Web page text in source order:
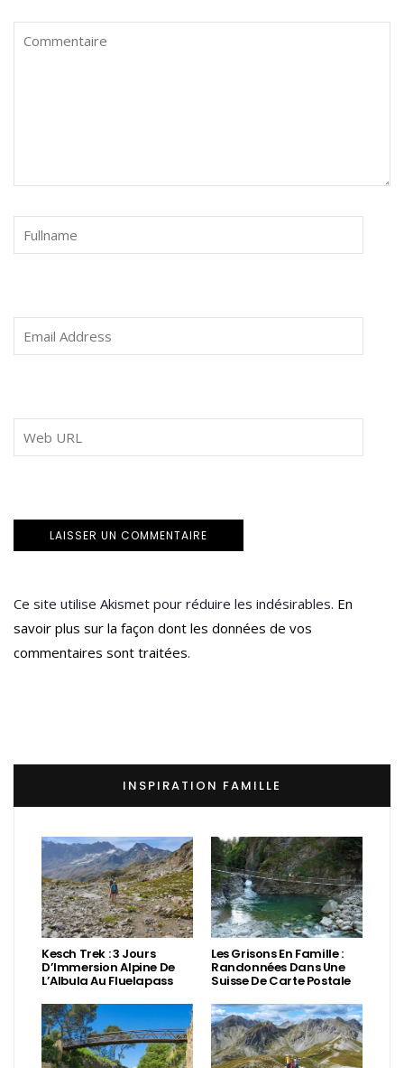
Ce site utilise Akismet pour réduire les indésirables. En
savoir plus sur la façon dont les données de vos
commentaires sont traitées.
INSPIRATION FAMILLE
Kesch Trek : 3 Jours
D’Immersion Alpine De
L’Albula Au Fluelapass
Les Grisons En Famille :
Randonnées Dans Une
Suisse De Carte Postale